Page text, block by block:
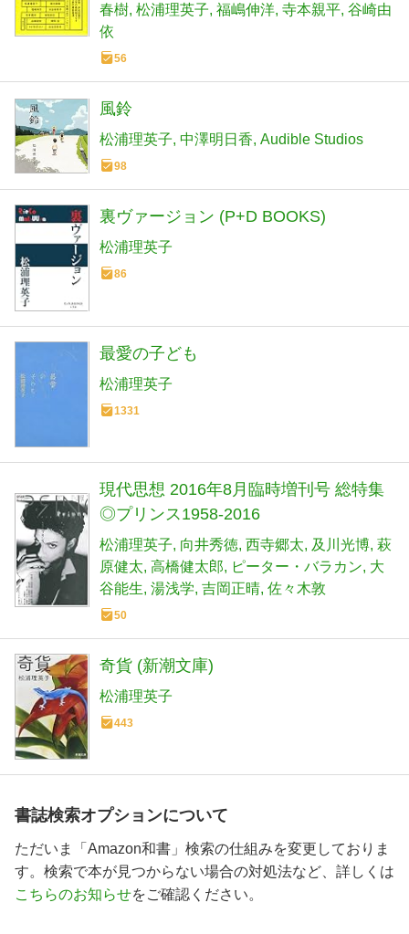
春樹 松浦理英子 福嶋伸洋 寺本親平 谷崎由
依
56
風鈴
松浦理英子 中澤明日香 Audible Studios
98
裏ヴァージョン (P+D BOOKS)
松浦理英子
86
最愛の子ども
松浦理英子
1331
現代思想 2016年8月臨時増刊号 総特集
◎プリンス1958-2016
松浦理英子 向井秀徳 西寺郷太 及川光博 萩
原健太 高橋健太郎 ピーター・バラカン 大
谷能生 湯浅学 吉岡正晴 佐々木敦
50
奇貨 (新潮文庫)
松浦理英子
443
書誌検索オプションについて
ただいま「Amazon和書」検索の仕組みを変更しておりま
す。検索で本が見つからない場合の対処法など、詳しくは
こちらのお知らせをご確認ください。